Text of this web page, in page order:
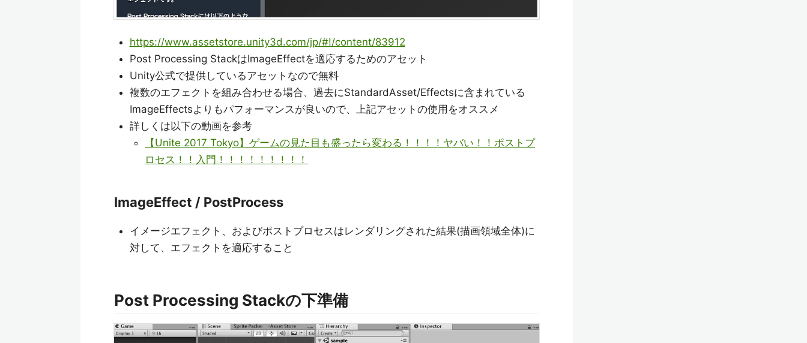
https://www.assetstore.unity3d.com/jp/#!/content/83912
Post Processing StackはImageEffectを適応するためのアセット
Unity公式で提供しているアセットなので無料
複数のエフェクトを組み合わせる場合、過去にStandardAsset/Effectsに含まれている
ImageEffectsよりもパフォーマンスが良いので、上記アセットの使用をオススメ
詳しくは以下の動画を参考
【Unite 2017 Tokyo】ゲームの見た目も盛ったら変わる！！！！ヤバい！！ポストプ
ロセス！！入門！！！！！！！！！
ImageEffect / PostProcess
イメージエフェクト、およびポストプロセスはレンダリングされた結果(描画領域全体)に
対して、エフェクトを適応すること
Post Processing Stackの下準備